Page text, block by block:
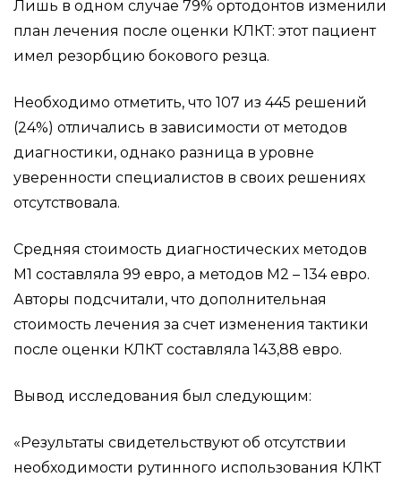
Лишь в одном случае 79% ортодонтов изменили
план лечения после оценки КЛКТ: этот пациент
имел резорбцию бокового резца.
Необходимо отметить, что 107 из 445 решений
(24%) отличались в зависимости от методов
диагностики, однако разница в уровне
уверенности специалистов в своих решениях
отсутствовала.
Средняя стоимость диагностических методов
М1 составляла 99 евро, а методов М2 – 134 евро.
Авторы подсчитали, что дополнительная
стоимость лечения за счет изменения тактики
после оценки КЛКТ составляла 143,88 евро.
Вывод исследования был следующим:
«Результаты свидетельствуют об отсутствии
необходимости рутинного использования КЛКТ